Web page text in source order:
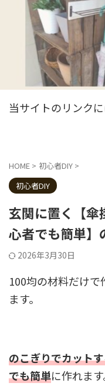
当サイトのリンク
HOME > 初心者DIY >
初心者DIY
玄関に置く【傘
心者でも簡単】
2026年3月30日
100均の材料だけ
ます。
のこぎりでカット
でも簡単に作れます